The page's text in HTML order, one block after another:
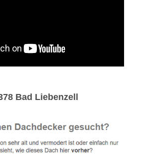
Bad Liebenzell